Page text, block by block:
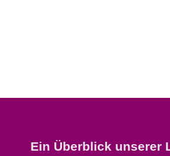
Ein Überblick unserer